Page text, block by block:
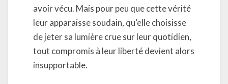
avoir vécu. Mais pour peu que cette vérité
leur apparaisse soudain, qu’elle choisisse
de jeter sa lumière crue sur leur quotidien,
tout compromis à leur liberté devient alors
insupportable.